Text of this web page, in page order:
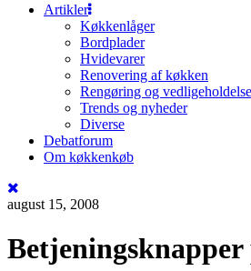
Artikler
Køkkenlåger
Bordplader
Hvidevarer
Renovering af køkken
Rengøring og vedligeholdelse
Trends og nyheder
Diverse
Debatforum
Om køkkenkøb
august 15, 2008
Betjeningsknapper